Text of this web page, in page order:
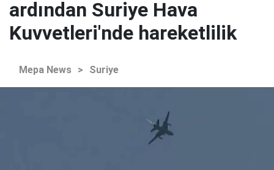
ardından Suriye Hava
Kuvvetleri'nde hareketlilik
Mepa News > Suriye